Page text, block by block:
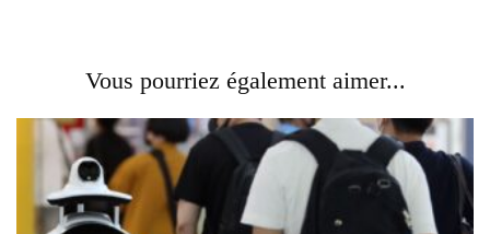
Vous pourriez également aimer...